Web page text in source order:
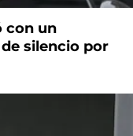
con un
silencio por